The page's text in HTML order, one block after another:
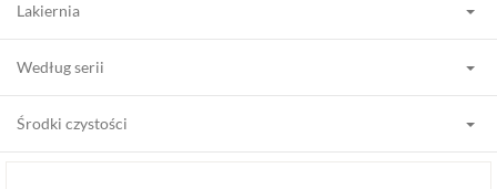
Lakiernia
Według serii
Środki czystości